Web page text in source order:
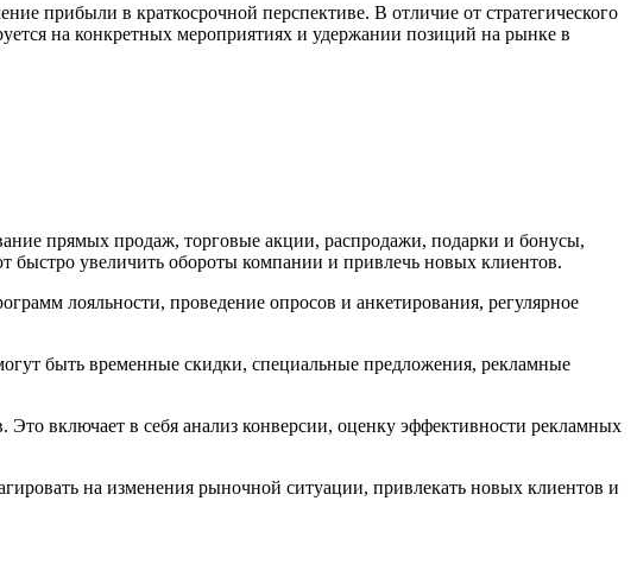
прибыли в краткосрочной перспективе. В отличие от стратегического
на конкретных мероприятиях и удержании позиций на рынке в
прямых продаж, торговые акции, распродажи, подарки и бонусы,
быстро увеличить обороты компании и привлечь новых клиентов.
лояльности, проведение опросов и анкетирования, регулярное
быть временные скидки, специальные предложения, рекламные
Это включает в себя анализ конверсии, оценку эффективности рекламных
на изменения рыночной ситуации, привлекать новых клиентов и